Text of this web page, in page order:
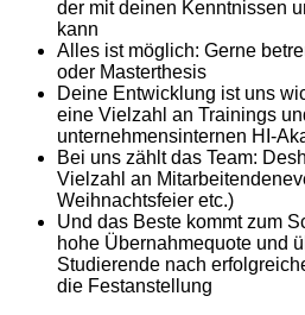
der mit deinen Kenntnissen
kann
Alles ist möglich: Gerne
oder Masterthesis
Deine Entwicklung ist uns
eine Vielzahl an Trainings
unternehmensinternen HI-
Bei uns zählt das Team:
Vielzahl an
Weihnachtsfeier etc.)
Und das Beste kommt zum
hohe Übernahmequote und
Studierende nach
die Festanstellung